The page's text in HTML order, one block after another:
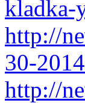
kladka-
http://
30-
http://